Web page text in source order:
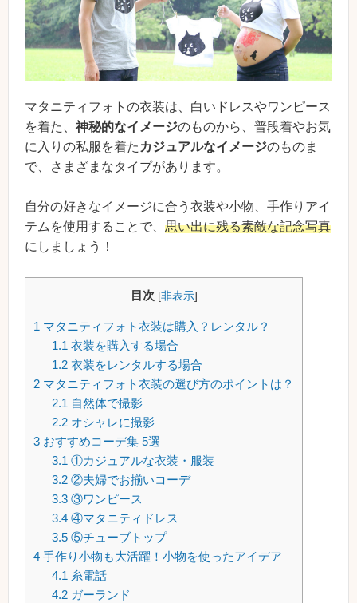
マタニティフォトの衣装は、白いドレスやワンピース
を着た、 神秘的なイメージのものから、普段着やお気
に入りの私服を着た カジュアルなイメージのものま
で、さまざまなタイプがあります。
自分の好きなイメージに合う衣装や小物、手作りアイ
テムを使用することで、 思い出に残る素敵な記念写真
にしましょう！
目次 [非表示]
1 マタニティフォト衣装は購入？レンタル？
1.1 衣装を購入する場合
1.2衣装をレンタルする場合
2 マタニティフォト衣装の選び方のポイントは？
2.1 自然体で撮影
2.2オシャレに撮影
3 おすすめコーデ集 5選
3.1 ①カジュアルな衣装・服装
3.2②夫婦でお揃いコーデ
3.3③ワンピース
3.4④マタニティドレス
3.5⑤チューブトップ
4 手作り小物も大活躍！小物を使ったアイデア
4.1 糸電話
4.2ガーランド